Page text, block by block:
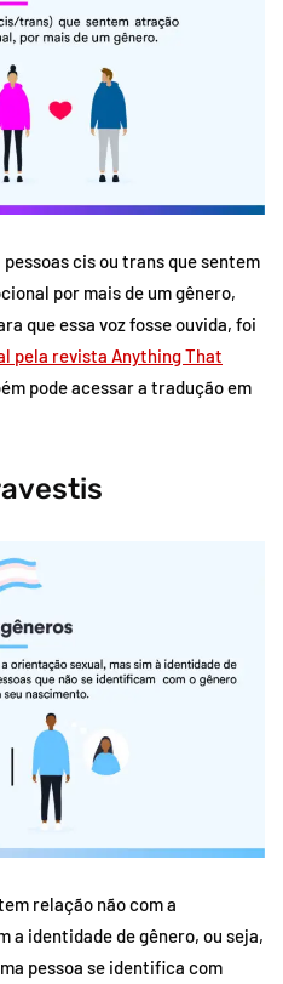
cis ou trans que sentem
por mais de um gênero,
que essa voz fosse ouvida, foi
pela revista Anything That
pode acessar a tradução em
relação não com a
a identidade de gênero, ou seja,
pessoa se identifica com